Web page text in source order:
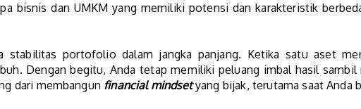
bisnis dan UMKM yang memiliki potensi dan karakteristik
stabilitas portofolio dalam jangka panjang. Ketika satu aset
Dengan begitu, Anda tetap memiliki peluang imbal hasil sambil
dari membangun financial mindsetyang bijak, terutama saat Anda